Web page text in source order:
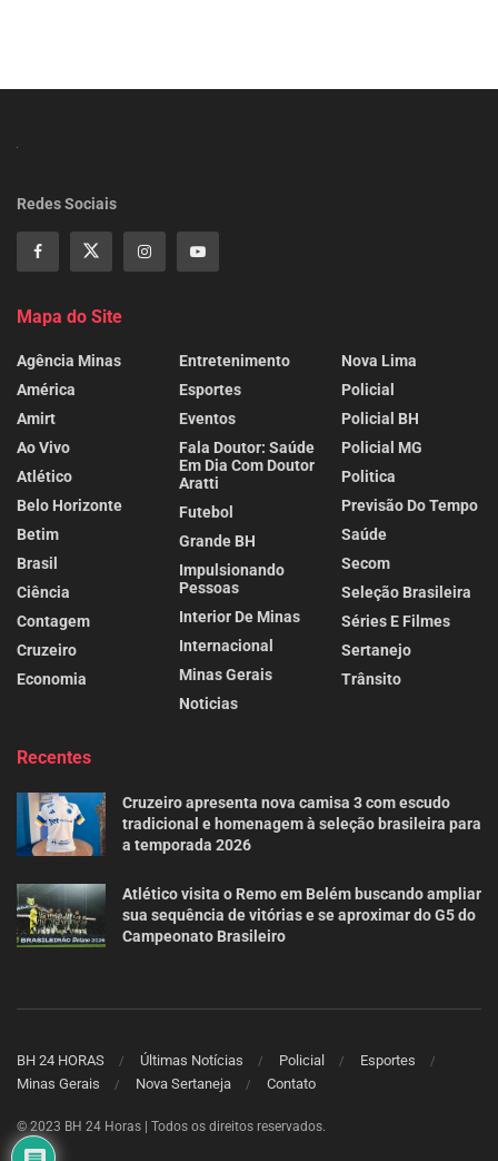
Redes Sociais
Mapa do Site
Agência Minas
América
Amirt
Ao Vivo
Atlético
Belo Horizonte
Betim
Brasil
Ciência
Contagem
Cruzeiro
Economia
Entretenimento
Esportes
Eventos
Fala Doutor: Saúde
Em Dia Com Doutor
Aratti
Futebol
Grande BH
Impulsionando
Pessoas
Interior De Minas
Internacional
Minas Gerais
Noticias
Nova Lima
Policial
Policial BH
Policial MG
Politica
Previsão Do Tempo
Saúde
Secom
Seleção Brasileira
Séries E Filmes
Sertanejo
Trânsito
Recentes
Cruzeiro apresenta nova camisa 3 com escudo
tradicional e homenagem à seleção brasileira para
a temporada 2026
Atlético visita o Remo em Belém buscando ampliar
sua sequência de vitórias e se aproximar do G5 do
Campeonato Brasileiro
BH 24 HORAS Últimas Notícias Policial
Esportes
Minas Gerais
Nova Sertaneja Contato
© 2023 BH 24 Horas | Todos os direitos reservados.